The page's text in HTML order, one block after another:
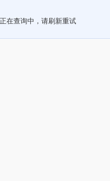
正在查询中，请刷新重试